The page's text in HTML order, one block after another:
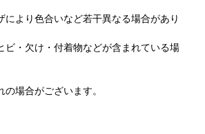
より色合いなど若干異なる場合があり
・欠け・付着物などが含まれている場
場合がございます。